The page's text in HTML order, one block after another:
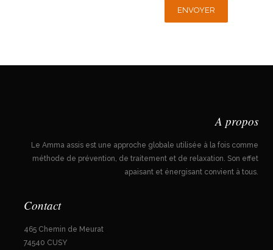
A propos
Le Amma assis est une approche globale utilisée à la fois comme
méthode de prévention, de traitement et de relaxation. Son effet
apaisant et énergisant convient à tous.
Contact
465 Chemin de Meurat
74540 CUSY